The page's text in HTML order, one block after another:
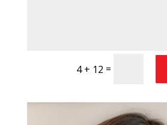
4 + 12 =